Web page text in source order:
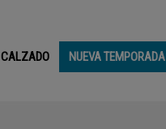
CALZADO NUEVA TEMPORADA